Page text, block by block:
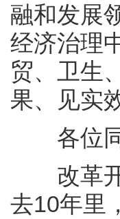
融和发展
经济治理
贸、卫生
果、见实
各位同
改革开
去10年里